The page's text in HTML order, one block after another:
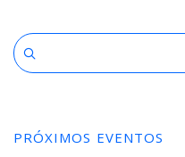
PRÓXIMOS EVENTOS